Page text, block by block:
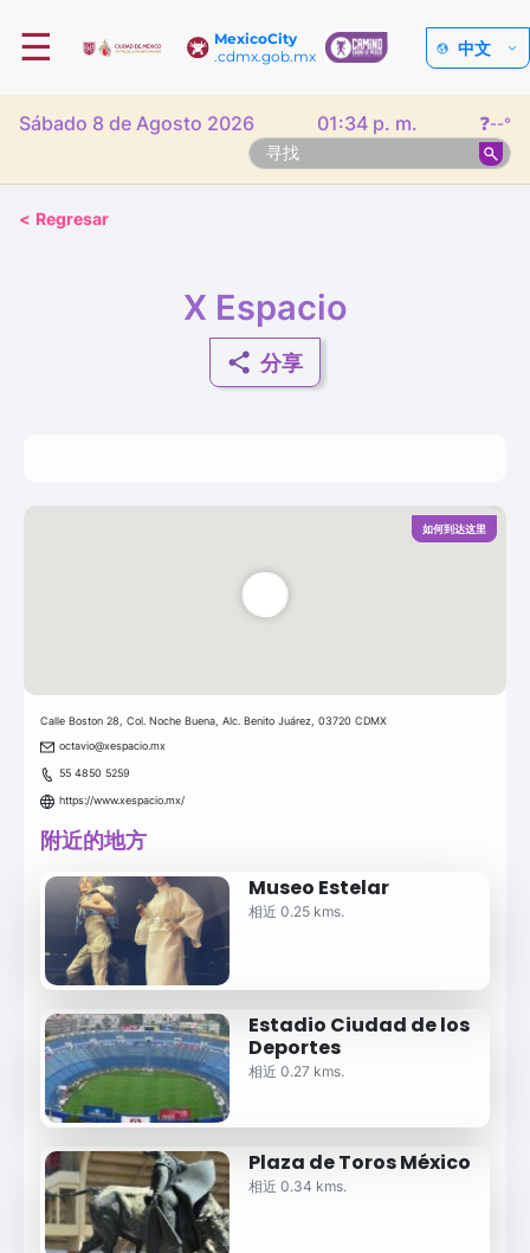
MexicoCity
.cdmx.gob.mx
☰ 中文
Sábado 8 de Agosto 2026 01:34 p. m. ❓--°
< Regresar
X Espacio
分享
如何到达这里
Calle Boston 28, Col. Noche Buena, Alc. Benito Juárez, 03720 CDMX
octavio@xespacio.mx
55 4850 5259
https://www.xespacio.mx/
附近的地方
Museo Estelar
相近 0.25 kms.
Estadio Ciudad de los
Deportes
相近 0.27 kms.
Plaza de Toros México
相近 0.34 kms.